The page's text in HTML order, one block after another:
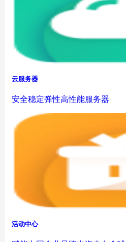
云服务器
安全稳定弹性高性能服务器
活动中心